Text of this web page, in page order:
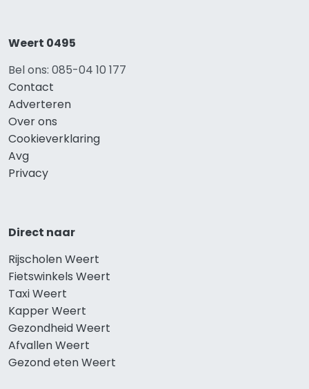
Weert 0495
Bel ons: 085-04 10 177
Contact
Adverteren
Over ons
Cookieverklaring
Avg
Privacy
Direct naar
Rijscholen Weert
Fietswinkels Weert
Taxi Weert
Kapper Weert
Gezondheid Weert
Afvallen Weert
Gezond eten Weert